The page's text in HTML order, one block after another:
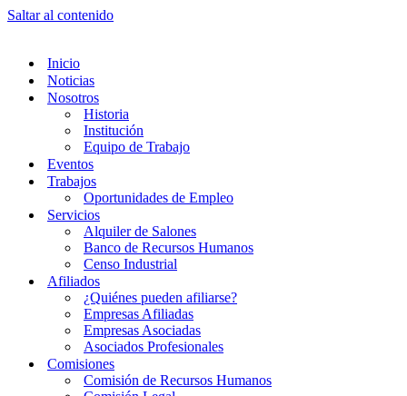
Saltar al contenido
Inicio
Noticias
Nosotros
Historia
Institución
Equipo de Trabajo
Eventos
Trabajos
Oportunidades de Empleo
Servicios
Alquiler de Salones
Banco de Recursos Humanos
Censo Industrial
Afiliados
¿Quiénes pueden afiliarse?
Empresas Afiliadas
Empresas Asociadas
Asociados Profesionales
Comisiones
Comisión de Recursos Humanos